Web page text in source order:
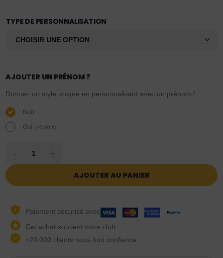
TYPE DE PERSONNALISATION
AJOUTER UN PRÉNOM ?
Donnez un style unique en personnalisant avec un prénom !
Non
Oui. (+5,00€)
AJOUTER AU PANIER
Paiement sécurisé avec
Cet achat soutient votre club
+20 000 clients nous font confiance